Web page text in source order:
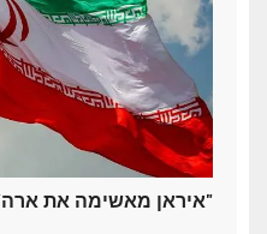
איראן מאשימה את ארה"ב ב"פיראטיות"